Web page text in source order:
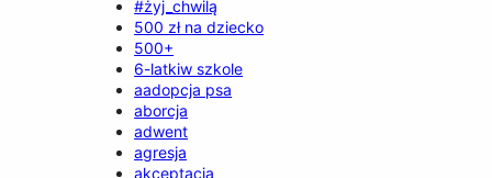
#żyj_chwilą
500 zł na dziecko
500+
6-latkiw szkole
aadopcja psa
aborcja
adwent
agresja
akceptacja